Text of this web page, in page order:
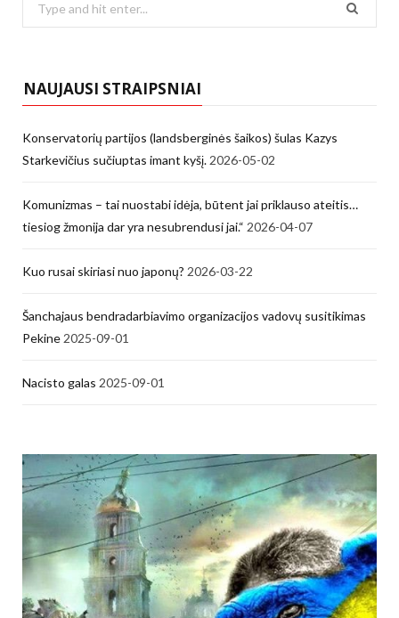
NAUJAUSI STRAIPSNIAI
Konservatorių partijos (landsberginės šaikos) šulas Kazys
Starkevičius sučiuptas imant kyšį. 2026-05-02
Komunizmas – tai nuostabi idėja, būtent jai priklauso ateitis…
tiesiog žmonija dar yra nesubrendusi jai.“ 2026-04-07
Kuo rusai skiriasi nuo japonų? 2026-03-22
Šanchajaus bendradarbiavimo organizacijos vadovų susitikimas
Pekine 2025-09-01
Nacisto galas 2025-09-01